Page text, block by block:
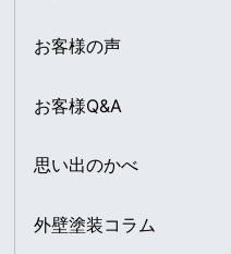
お客様の声
お客様Q&A
思い出のかべ
外壁塗装コラム